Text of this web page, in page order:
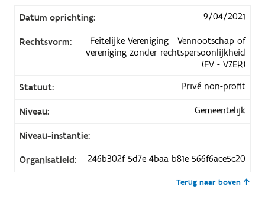
Datum oprichting: 9/04/2021
Rechtsvorm:
Feitelijke Vereniging - Vennootschap of
vereniging zonder rechtspersoonlijkheid
(FV - VZER)
Statuut:
Privé non-profit
Niveau: Gemeentelijk
Niveau-instantie:
Organisatieid: 246b302f-5d7e-4baa-b81e-566f6ace5c20
Terug naar boven